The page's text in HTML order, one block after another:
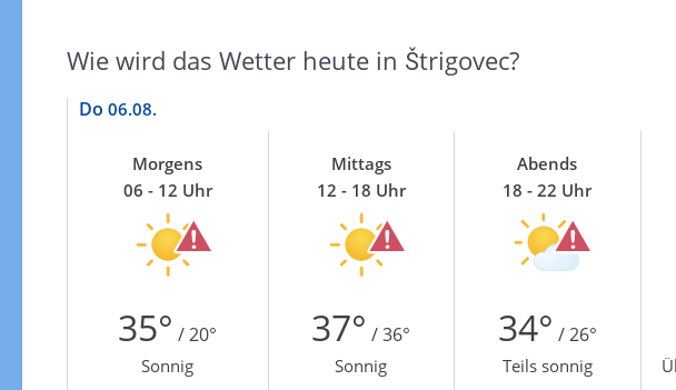
Wie wird das Wetter heute in Štrigovec?
Do 06.08.
Morgens
06 - 12 Uhr
Mittags
12 - 18 Uhr
Abends
18 - 22 Uhr
35° / 20° 37° / 36° 34° / 26°
Sonnig Sonnig Teils sonnig